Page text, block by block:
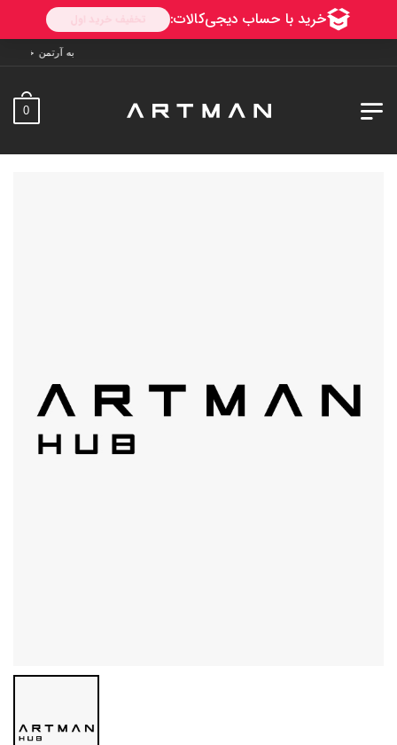
به آرتمن خوش آمدید. ارسال به سراسر
0